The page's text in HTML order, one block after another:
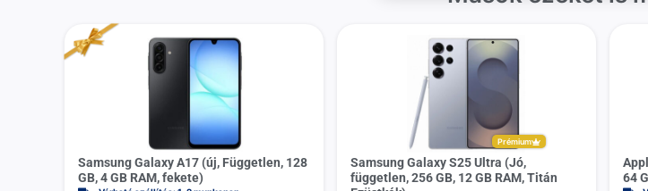
Samsung Galaxy A17 (új, Független, 128
GB, 4 GB RAM, fekete)
Prémium
Samsung Galaxy S25 Ultra (Jó,
független, 256 GB, 12 GB RAM, Titán
64